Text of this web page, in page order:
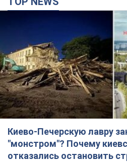
Киево-Печерскую лавру
"монстром"? Почему
отказались остановить